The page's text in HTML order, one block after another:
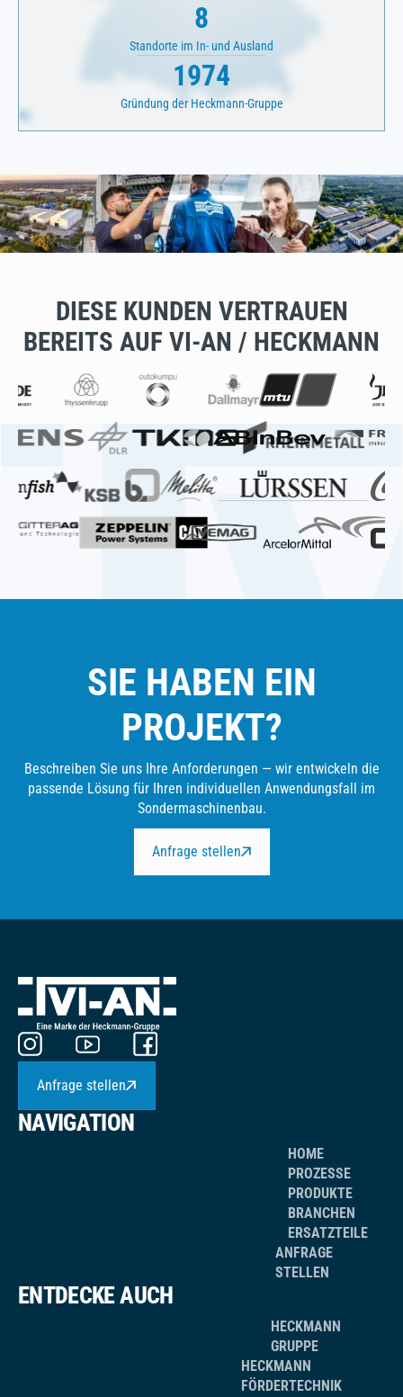
8
Standorte im In- und Ausland
1974
Gründung der Heckmann-Gruppe
DIESE KUNDEN VERTRAUEN
BEREITS AUF VI-AN / HECKMANN
SIE HABEN EIN
PROJEKT?
Beschreiben Sie uns Ihre Anforderungen — wir entwickeln die
passende Lösung für Ihren individuellen Anwendungsfall im
Sondermaschinenbau.
Anfrage stellen
Anfrage stellen
NAVIGATION
HOME
PROZESSE
PRODUKTE
BRANCHEN
ERSATZTEILE
ANFRAGE
STELLEN
ENTDECKE AUCH
HECKMANN
GRUPPE
HECKMANN
FÖRDERTECHNIK